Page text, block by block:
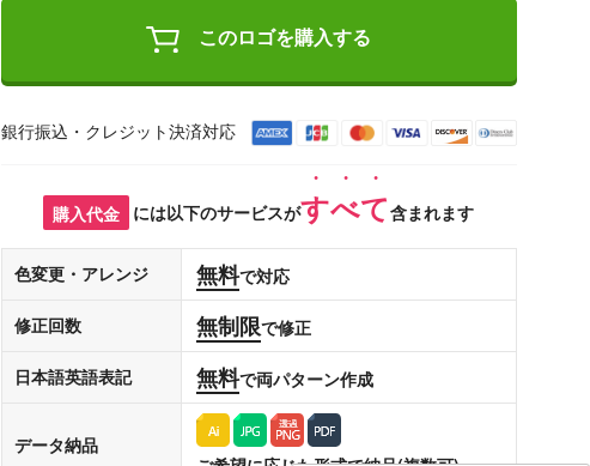
このロゴを購入する
銀行振込・クレジット決済対応
購入代金 には以下のサービスがすべて含まれます
色変更・アレンジ 無料で対応
修正回数 無制限で修正
日本語英語表記 無料で両パターン作成
データ納品